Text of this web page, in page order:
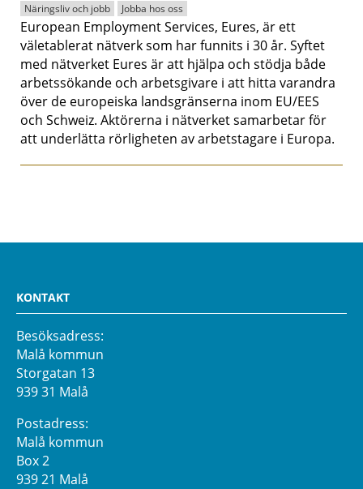
Näringsliv och jobb Jobba hos oss
European Employment Services, Eures, är ett
väletablerat nätverk som har funnits i 30 år. Syftet
med nätverket Eures är att hjälpa och stödja både
arbetssökande och arbetsgivare i att hitta varandra
över de europeiska landsgränserna inom EU/EES
och Schweiz. Aktörerna i nätverket samarbetar för
att underlätta rörligheten av arbetstagare i Europa.
KONTAKT
Besöksadress:
Malå kommun
Storgatan 13
939 31 Malå
Postadress:
Malå kommun
Box 2
939 21 Malå